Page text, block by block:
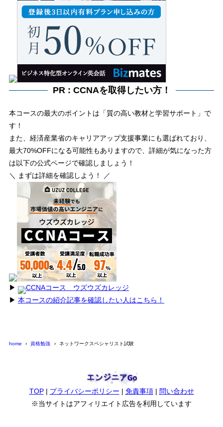
PR : CCNAを取得したい方！
本コースの最大のポイントは「質の高い教材と学習サポート」で
す！
また、経済産業省のキャリアアップ支援事業にも選ばれており、
最大70%OFFになる可能性もありますので、詳細が気になった方
は以下の公式ページで確認しましょう！
＼ まずは詳細を確認しよう！ ／
▶︎
CCNAコース ウズウズカレッジ
▶︎ 本コースの紹介記事を確認したい人はこちら！
home 資格勉強 ネットワークスペシャリスト試験
TOP| プライバシーポリシー | 免責事項| 問い合わせ
※当サイトはアフィリエイト広告を利用しています